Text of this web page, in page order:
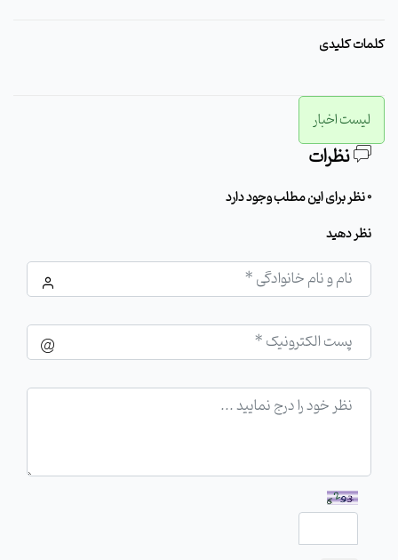
کلمات کلیدی
لیست اخبار
نظرات
0 نظر برای این مطلب وجود دارد
نظر دهید